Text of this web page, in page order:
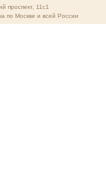
проспект, 11с1
по Москве и всей России